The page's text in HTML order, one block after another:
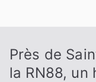
Près de
la RN88, un